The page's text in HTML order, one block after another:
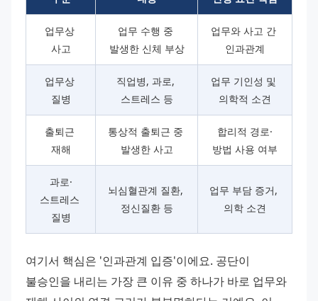
업무상
사고
업무 수행 중
발생한 신체 부상
업무와 사고 간
인과관계
업무상
질병
직업병, 과로,
스트레스 등
업무 기인성 및
의학적 소견
출퇴근
재해
통상적 출퇴근 중
발생한 사고
합리적 경로·
방법 사용 여부
과로·
스트레스
질병
뇌심혈관계 질환,
정신질환 등
업무 부담 증거,
의학 소견
여기서 핵심은 '인과관계 입증'이에요. 공단이
불승인을 내리는 가장 큰 이유 중 하나가 바로 업무와